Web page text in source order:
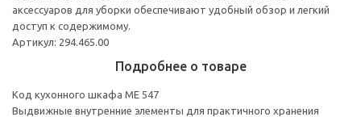
аксессуаров для уборки обеспечивают удобный обзор и легкий
доступ к содержимому.
Артикул: 294.465.00
Подробнее о товаре
Код кухонного шкафа ME 547
Выдвижные внутренние элементы для практичного хранения